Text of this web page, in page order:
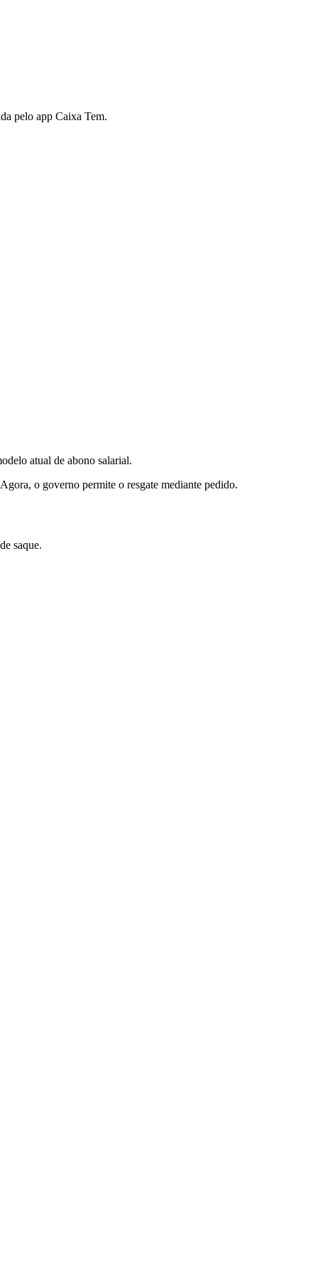
pelo app Caixa Tem.
atual de abono salarial.
o governo permite o resgate mediante pedido.
saque.